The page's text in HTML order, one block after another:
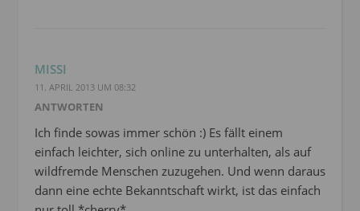
MISSI
11. APRIL 2013 UM 08:32
ANTWORTEN
Ich finde sowas immer schön :) Es fällt einem
einfach leichter, sich online zu unterhalten, als auf
wildfremde Menschen zuzugehen. Und wenn daraus
dann eine echte Bekanntschaft wirkt, ist das einfach